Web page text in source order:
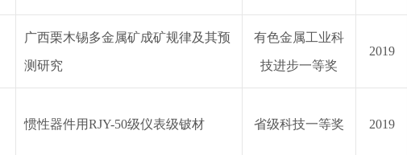
广西栗木锡多金属矿成矿规律及其预
测研究
有色金属工业科
技进步一等奖
2019
惯性器件用RJY-50级仪表级铍材 省级科技一等奖 2019